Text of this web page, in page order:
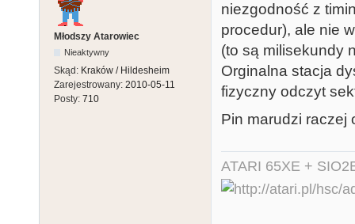
Młodszy Atarowiec
Nieaktywny
Skąd: Kraków / Hildesheim
Zarejestrowany: 2010-05-11
Posty: 710
niezgodność z
procedur), ale nie
(to są milisekundy
Orginalna stacja
fizyczny odczyt
Pin marudzi raczej
ATARI 65XE +